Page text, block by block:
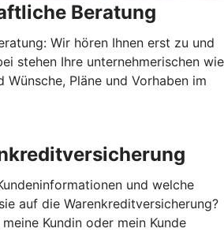
Beratung
Wir hören Ihnen erst zu und
stehen Ihre unternehmerischen wie
Wünsche, Pläne und Vorhaben im
und welche
auf die Warenkreditversicherung?
Kundin oder mein Kunde